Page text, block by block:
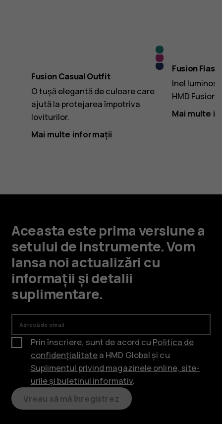
Cyan
Pink
Albastru
Fusion Casual Outfit
O tușă elegantă de culoare care
ajută la protejarea împotriva
loviturilor.
Mai multe informații
Fusion
Inel luminos
HMD Fusion.
Mai multe
Aceasta este prima versiune a
setului de instrumente. Vom
lansa noi actualizări cu
informații și detalii
suplimentare.
Adresă de email
Prin înscriere, sunt de acord cu Politica de
confidențialitatea HMD Global și cu
Suplimentul privind magazinele online, site-
urile și buletinul informativ.
Vreau să mă înregistrez